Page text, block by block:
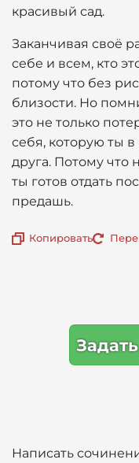
красивый сад.
Заканчивая своё
себе и всем, кто
потому что без
близости. Но
это не только
себя, которую ты
друга. Потому что
ты готов отдать
предашь.
Копировать
Написать